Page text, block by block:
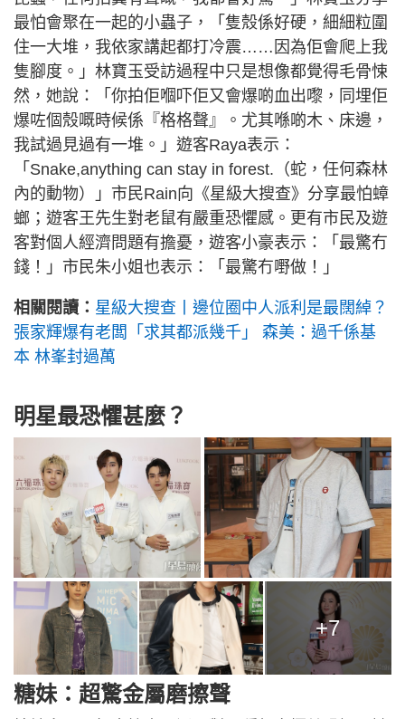
最怕會聚在一起的小蟲子，「隻殼係好硬，細細粒圍
住一大堆，我依家講起都打冷震……因為佢會爬上我
隻腳度。」林寶玉受訪過程中只是想像都覺得毛骨悚
然，她說：「你拍佢嗰吓佢又會爆啲血出嚟，同埋佢
爆咗個殼嘅時候係『格格聲』。尤其喺啲木、床邊，
我試過見過有一堆。」遊客Raya表示：
「Snake,anything can stay in forest.（蛇，任何森林
內的動物）」市民Rain向《星級大搜查》分享最怕蟑
螂；遊客王先生對老鼠有嚴重恐懼感。更有市民及遊
客對個人經濟問題有擔憂，遊客小豪表示：「最驚冇
錢！」市民朱小姐也表示：「最驚冇嘢做！」
相關閱讀： 星級大搜查丨邊位圈中人派利是最闊綽？
張家輝爆有老闆「求其都派幾千」 森美：過千係基
本 林峯封過萬
明星最恐懼甚麼？
+7
糖妹：超驚金屬磨擦聲